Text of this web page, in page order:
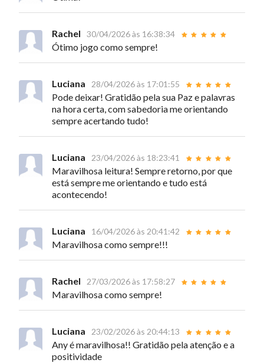
Rachel 30/04/2026 às 16:38:34
Ótimo jogo como sempre!
Luciana 28/04/2026 às 17:01:55
Pode deixar! Gratidão pela sua Paz e palavras
na hora certa, com sabedoria me orientando
sempre acertando tudo!
Luciana 23/04/2026 às 18:23:41
Maravilhosa leitura! Sempre retorno, por que
está sempre me orientando e tudo está
acontecendo!
Luciana 16/04/2026 às 20:41:42
Maravilhosa como sempre!!!
Rachel 27/03/2026 às 17:58:27
Maravilhosa como sempre!
Luciana 23/02/2026 às 20:44:13
Any é maravilhosa!! Gratidão pela atenção e a
positividade